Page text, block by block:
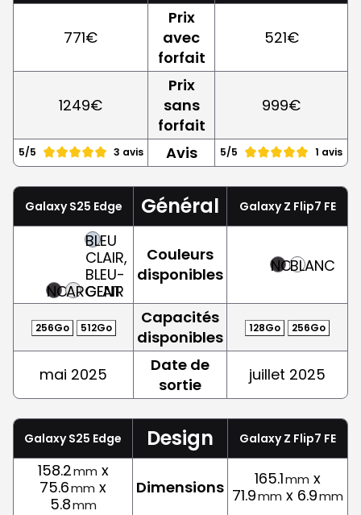
771€
Prix
avec
forfait
521€
1249€
Prix
sans
forfait
999€
5/5 3 avis Avis 5/5 1 avis
Galaxy S25 Edge Général Galaxy Z Flip7 FE
NOIRARGENT
BLEU
CLAIR,
BLEU-
CLAIR
Couleurs
disponibles
NOIRBLANC
256Go 512Go
Capacités
disponibles
128Go 256Go
mai 2025
Date de
sortie
juillet 2025
Galaxy S25 Edge Design Galaxy Z Flip7 FE
158.2mm x
75.6mm x
5.8mm
Dimensions 165.1mm x
71.9mm x 6.9mm